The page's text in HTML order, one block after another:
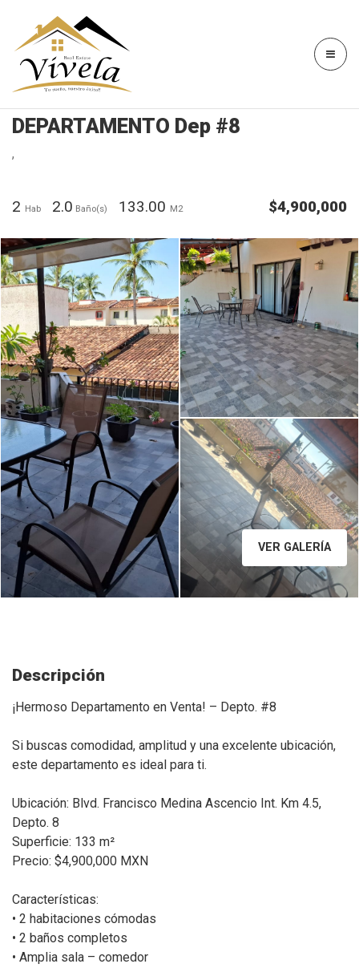
DEPARTAMENTO Dep #8
,
2 Hab 2.0 Baño(s) 133.00 M2 $4,900,000
Image caption Image caption
Image caption
VER GALERÍA
Descripción
¡Hermoso Departamento en Venta! – Depto. #8
Si buscas comodidad, amplitud y una excelente ubicación,
este departamento es ideal para ti.
Ubicación: Blvd. Francisco Medina Ascencio Int. Km 4.5,
Depto. 8
Superficie: 133 m²
Precio: $4,900,000 MXN
Características:
• 2 habitaciones cómodas
• 2 baños completos
• Amplia sala – comedor